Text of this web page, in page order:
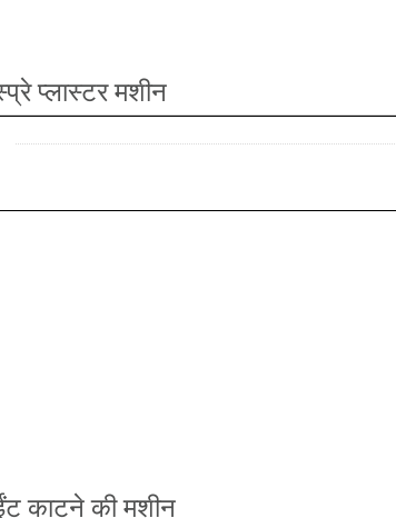
प्लास्टर मशीन
काटने की मशीन